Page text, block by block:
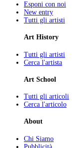
Esponi con noi
New entry
Tutti gli artisti
Art History
Tutti gli artisti
Cerca l'artista
Art School
Tutti gli articoli
Cerca l'articolo
About
Chi Siamo